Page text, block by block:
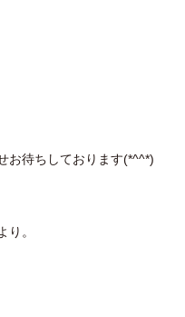
お待ちしております(*^^*)
り。